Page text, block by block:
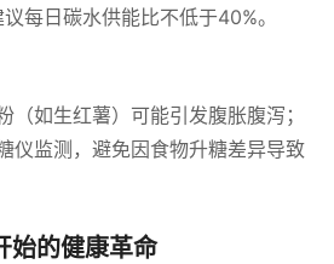
每日碳水供能比不低于40%。
（如生红薯）可能引发腹胀腹泻；
仪监测，避免因食物升糖差异导致
始的健康革命